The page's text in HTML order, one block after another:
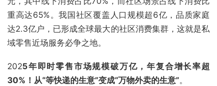
重高达65%。我国社区覆盖人口规模超6亿，品质家庭
达2.3亿户，已形成全球最大的社区消费集群，这就是私
域零售近场服务必争之地。
2025年即时零售市场规模破万亿 ，年复合增长率超
30% ！ 从“等快递的生意”变成“万物外卖的生意”。